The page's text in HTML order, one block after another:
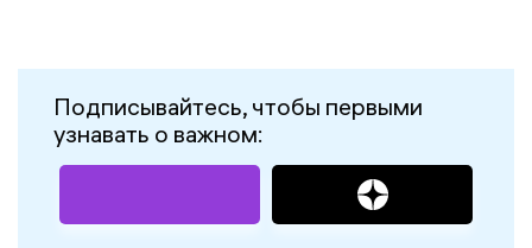
Подписывайтесь, чтобы первыми
узнавать о важном: